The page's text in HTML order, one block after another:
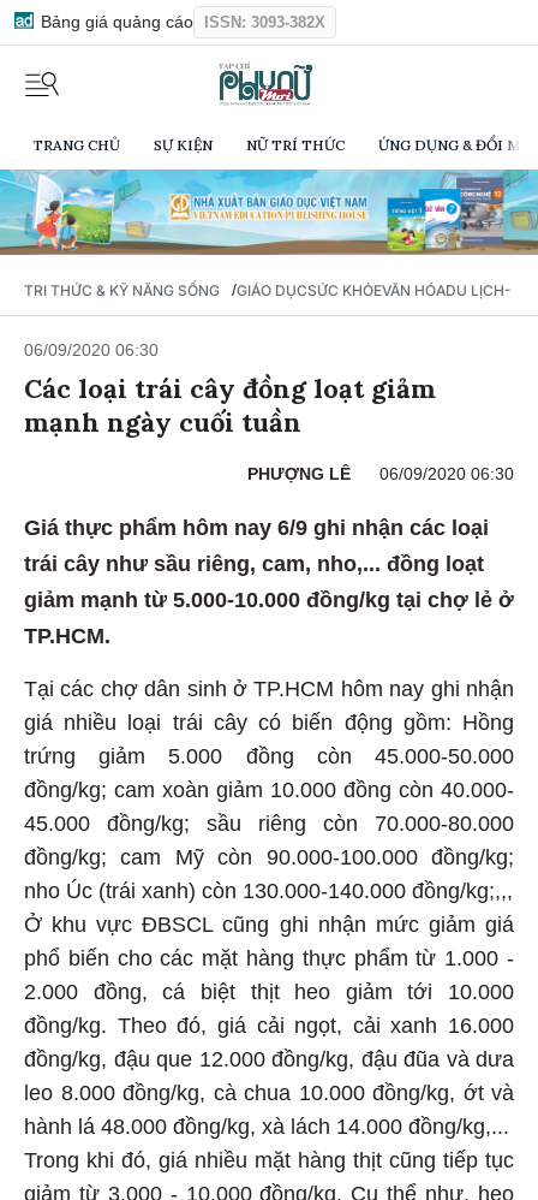
Bảng giá quảng cáo ISSN: 3093-382X
TRANG CHỦ SỰ KIỆN NỮ TRÍ THỨC ỨNG DỤNG & ĐỔI
TRI THỨC & KỸ NĂNG SỐNG /GIÁO DỤCSỨC KHỎEVĂN HÓADU LỊCH-
06/09/2020 06:30
Các loại trái cây đồng loạt giảm
mạnh ngày cuối tuần
PHƯỢNG LÊ 06/09/2020 06:30
Giá thực phẩm hôm nay 6/9 ghi nhận các loại
trái cây như sầu riêng, cam, nho,... đồng loạt
giảm mạnh từ 5.000-10.000 đồng/kg tại chợ lẻ ở
TP.HCM.
Tại các chợ dân sinh ở TP.HCM hôm nay ghi nhận
giá nhiều loại trái cây có biến động gồm: Hồng
trứng giảm 5.000 đồng còn 45.000-50.000
đồng/kg; cam xoàn giảm 10.000 đồng còn 40.000-
45.000 đồng/kg; sầu riêng còn 70.000-80.000
đồng/kg; cam Mỹ còn 90.000-100.000 đồng/kg;
nho Úc (trái xanh) còn 130.000-140.000 đồng/kg;,,,
Ở khu vực ĐBSCL cũng ghi nhận mức giảm giá
phổ biến cho các mặt hàng thực phẩm từ 1.000 -
2.000 đồng, cá biệt thịt heo giảm tới 10.000
đồng/kg. Theo đó, giá cải ngọt, cải xanh 16.000
đồng/kg, đậu que 12.000 đồng/kg, đậu đũa và dưa
leo 8.000 đồng/kg, cà chua 10.000 đồng/kg, ớt và
hành lá 48.000 đồng/kg, xà lách 14.000 đồng/kg,...
Trong khi đó, giá nhiều mặt hàng thịt cũng tiếp tục